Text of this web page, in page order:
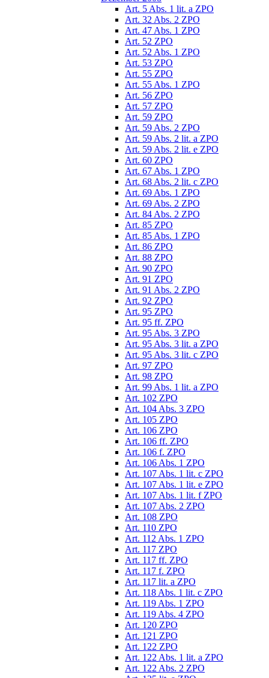
Art. 5 Abs. 1 lit. a ZPO
Art. 32 Abs. 2 ZPO
Art. 47 Abs. 1 ZPO
Art. 52 ZPO
Art. 52 Abs. 1 ZPO
Art. 53 ZPO
Art. 55 ZPO
Art. 55 Abs. 1 ZPO
Art. 56 ZPO
Art. 57 ZPO
Art. 59 ZPO
Art. 59 Abs. 2 ZPO
Art. 59 Abs. 2 lit. a ZPO
Art. 59 Abs. 2 lit. e ZPO
Art. 60 ZPO
Art. 67 Abs. 1 ZPO
Art. 68 Abs. 2 lit. c ZPO
Art. 69 Abs. 1 ZPO
Art. 69 Abs. 2 ZPO
Art. 84 Abs. 2 ZPO
Art. 85 ZPO
Art. 85 Abs. 1 ZPO
Art. 86 ZPO
Art. 88 ZPO
Art. 90 ZPO
Art. 91 ZPO
Art. 91 Abs. 2 ZPO
Art. 92 ZPO
Art. 95 ZPO
Art. 95 ff. ZPO
Art. 95 Abs. 3 ZPO
Art. 95 Abs. 3 lit. a ZPO
Art. 95 Abs. 3 lit. c ZPO
Art. 97 ZPO
Art. 98 ZPO
Art. 99 Abs. 1 lit. a ZPO
Art. 102 ZPO
Art. 104 Abs. 3 ZPO
Art. 105 ZPO
Art. 106 ZPO
Art. 106 ff. ZPO
Art. 106 f. ZPO
Art. 106 Abs. 1 ZPO
Art. 107 Abs. 1 lit. c ZPO
Art. 107 Abs. 1 lit. e ZPO
Art. 107 Abs. 1 lit. f ZPO
Art. 107 Abs. 2 ZPO
Art. 108 ZPO
Art. 110 ZPO
Art. 112 Abs. 1 ZPO
Art. 117 ZPO
Art. 117 ff. ZPO
Art. 117 f. ZPO
Art. 117 lit. a ZPO
Art. 118 Abs. 1 lit. c ZPO
Art. 119 Abs. 1 ZPO
Art. 119 Abs. 4 ZPO
Art. 120 ZPO
Art. 121 ZPO
Art. 122 ZPO
Art. 122 Abs. 1 lit. a ZPO
Art. 122 Abs. 2 ZPO